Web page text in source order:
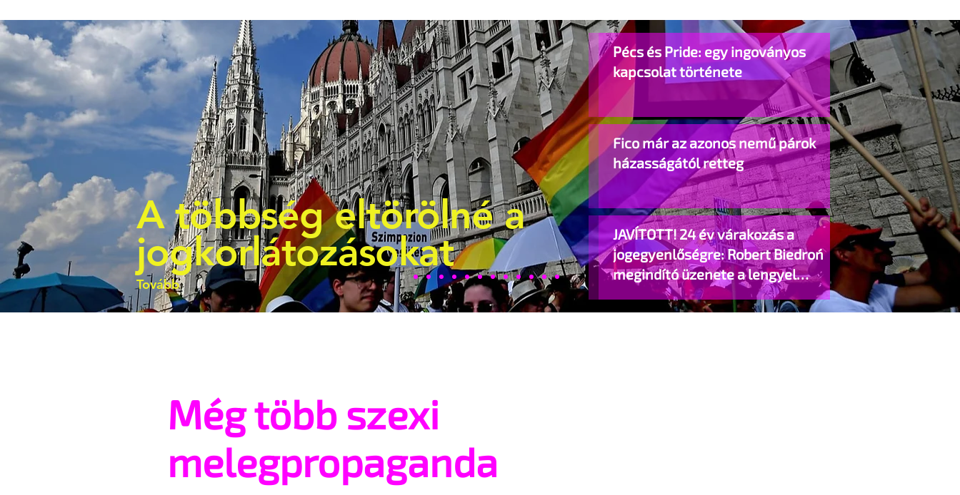
A többség eltörölné a
jogkorlátozásokat
Tovább
Pécs és Pride: egy ingoványos
kapcsolat története
Fico már az azonos nemű párok
házasságától retteg
JAVÍTOTT! 24 év várakozás a
jogegyenlőségre: Robert Biedroń
megindító üzenete a lengyel
bejegyzett élettársi kapcsolatokért
Még több szexi
melegpropaganda